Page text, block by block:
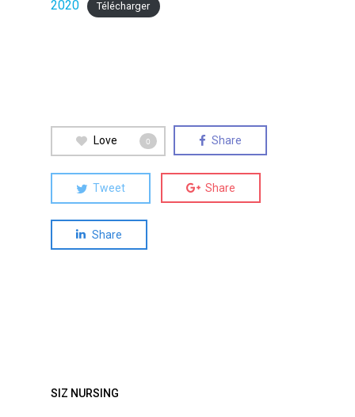
2020
Télécharger
Love 0 Share
Tweet Share
Share
SIZ NURSING